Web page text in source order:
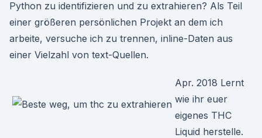
Python zu identifizieren und zu extrahieren? Als Teil
einer größeren persönlichen Projekt an dem ich
arbeite, versuche ich zu trennen, inline-Daten aus
einer Vielzahl von text-Quellen.
Apr. 2018 Lernt
wie ihr euer
eigenes THC
Liquid herstelle.